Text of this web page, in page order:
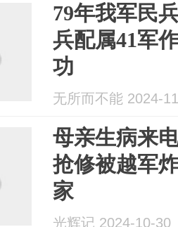
79年我军民
兵配属41军
功
无所而不能 2024-
母亲生病来
抢修被越军
家
光辉记 2024-10-30